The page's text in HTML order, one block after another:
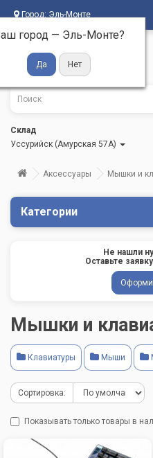
Город: Эль-Монте
город — Эль-Монте?
Склад
Уссурийск (Амурская 57А)
Аксессуары Мышки и
Категории
Не нашли
Оставьте
Мышки и
Клавиатуры Мыши
Сортировка:
Показывать только товары в